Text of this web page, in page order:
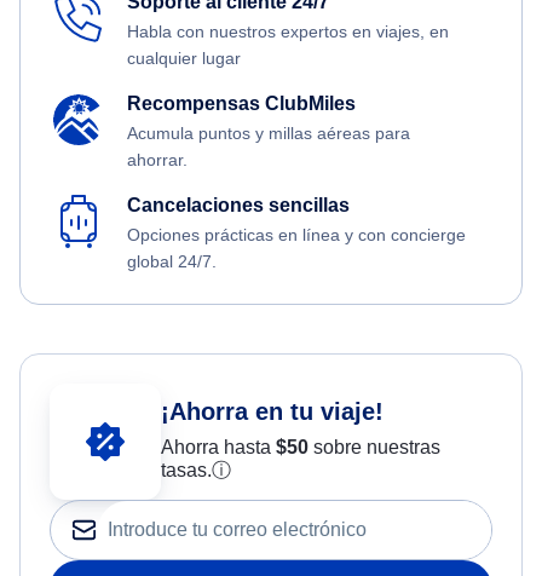
Habla con nuestros expertos en viajes, en
cualquier lugar
Recompensas ClubMiles
Acumula puntos y millas aéreas para
ahorrar.
Cancelaciones sencillas
Opciones prácticas en línea y con concierge
global 24/7.
¡Ahorra en tu viaje!
Ahorra hasta $50sobre nuestras
tasas.ⓘ